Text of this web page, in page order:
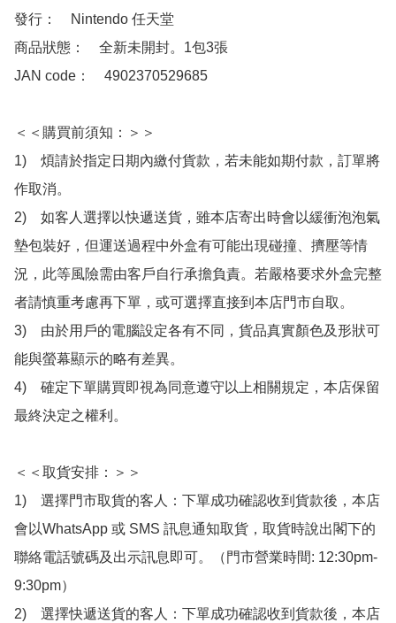
發行：　Nintendo 任天堂
商品狀態：　全新未開封。1包3張
JAN code：　4902370529685
＜＜購買前須知：＞＞
1)　煩請於指定日期內繳付貨款，若未能如期付款，訂單將
作取消。
2)　如客人選擇以快遞送貨，雖本店寄出時會以緩衝泡泡氣
墊包裝好，但運送過程中外盒有可能出現碰撞、擠壓等情
況，此等風險需由客戶自行承擔負責。若嚴格要求外盒完整
者請慎重考慮再下單，或可選擇直接到本店門市自取。
3)　由於用戶的電腦設定各有不同，貨品真實顏色及形狀可
能與螢幕顯示的略有差異。
4)　確定下單購買即視為同意遵守以上相關規定，本店保留
最終決定之權利。
＜＜取貨安排：＞＞
1)　選擇門市取貨的客人：下單成功確認收到貨款後，本店
會以WhatsApp 或 SMS 訊息通知取貨，取貨時說出閣下的
聯絡電話號碼及出示訊息即可。（門市營業時間: 12:30pm-
9:30pm）
2)　選擇快遞送貨的客人：下單成功確認收到貨款後，本店